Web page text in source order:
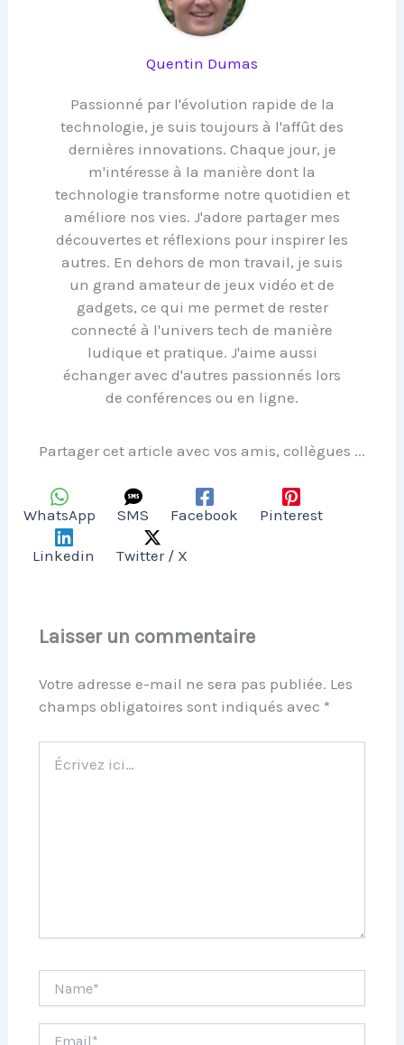
Quentin Dumas
Passionné par l'évolution rapide de la
technologie, je suis toujours à l'affût des
dernières innovations. Chaque jour, je
m'intéresse à la manière dont la
technologie transforme notre quotidien et
améliore nos vies. J'adore partager mes
découvertes et réflexions pour inspirer les
autres. En dehors de mon travail, je suis
un grand amateur de jeux vidéo et de
gadgets, ce qui me permet de rester
connecté à l'univers tech de manière
ludique et pratique. J'aime aussi
échanger avec d'autres passionnés lors
de conférences ou en ligne.
Partager cet article avec vos amis, collègues ...
WhatsApp SMS Facebook Pinterest
Linkedin Twitter / X
Laisser un commentaire
Votre adresse e-mail ne sera pas publiée. Les
champs obligatoires sont indiqués avec *
ici…